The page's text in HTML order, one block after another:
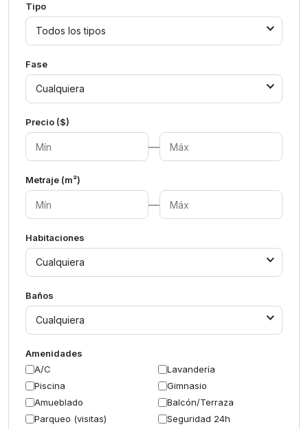
Tipo
Todos los tipos
Fase
Cualquiera
Precio ($)
—
Metraje (m²)
—
Habitaciones
Cualquiera
Baños
Cualquiera
Amenidades
A/C
Lavandería
Piscina
Gimnasio
Amueblado
Balcón/Terraza
Parqueo (visitas)
Seguridad 24h